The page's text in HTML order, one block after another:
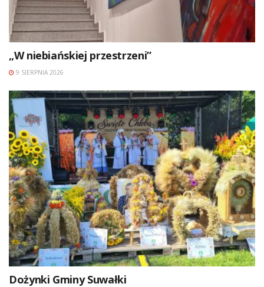
„W niebiańskiej przestrzeni”
9 SIERPNIA 2026
Dożynki Gminy Suwałki